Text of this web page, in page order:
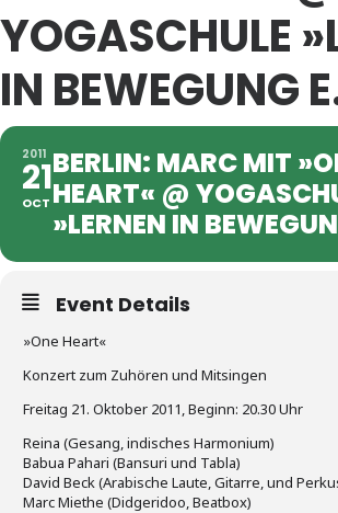
YOGASCHULE
IN BEWEGUNG
2011
21
OCT
BERLIN: MARC MIT
HEART« @
»LERNEN IN
Event Details
»One Heart«
Konzert zum Zuhören und Mitsingen
Freitag 21. Oktober 2011, Beginn: 20.30 Uhr
Reina (Gesang, indisches Harmonium)
Babua Pahari (Bansuri und Tabla)
David Beck (Arabische Laute, Gitarre, und
Marc Miethe (Didgeridoo, Beatbox)